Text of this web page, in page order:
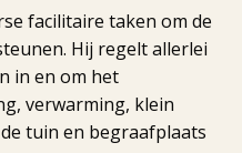
facilitaire taken om de
Hij regelt allerlei
in en om het
verwarming, klein
tuin en begraafplaats